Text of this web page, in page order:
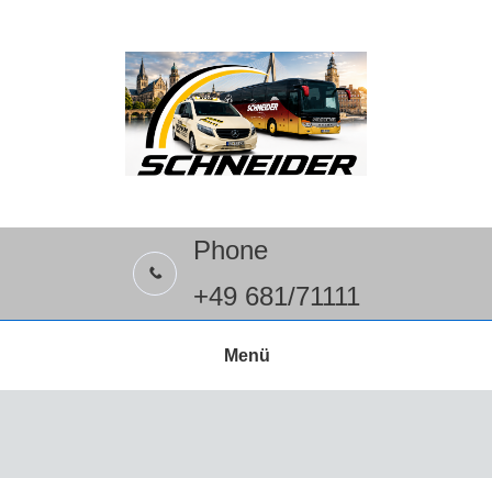
Phone
+49 681/71111
Menü